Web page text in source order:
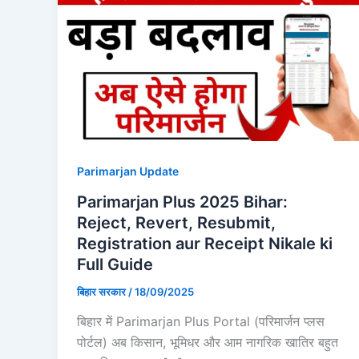
Parimarjan Update
Parimarjan Plus 2025 Bihar:
Reject, Revert, Resubmit,
Registration aur Receipt Nikale ki
Full Guide
बिहार सरकार/18/09/2025
बिहार में Parimarjan Plus Portal (परिमार्जन प्लस
पोर्टल) अब किसान, भूमिधर और आम नागरिक खातिर बहुत